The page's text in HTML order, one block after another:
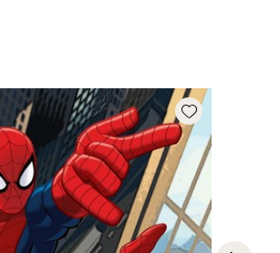
Add wishlist